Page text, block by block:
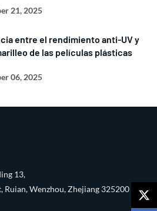
21, 2025
entre el rendimiento anti-UV y
de las películas plásticas
06, 2025
13,
Ruian, Wenzhou, Zhejiang 325200